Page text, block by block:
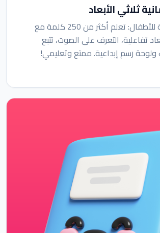
ثلاثي الأبعاد
اكتشف الألمانية للأطفال: تعلم أكثر من 250 كلمة مع
تفاعلية، التعرف على الصوت، تتبع
ولوحة رسم إبداعية. ممتع وتعليمي!